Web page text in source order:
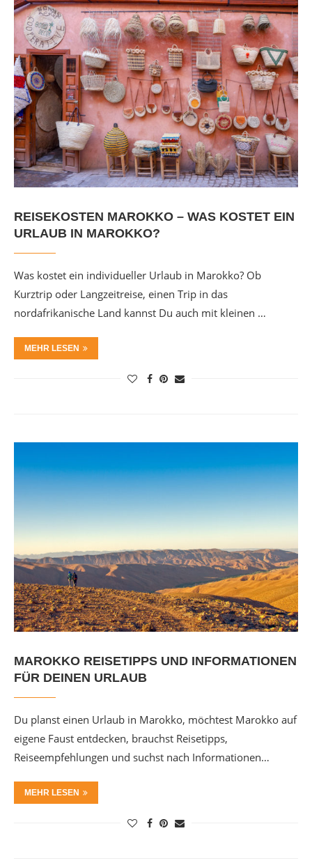
REISEKOSTEN MAROKKO – WAS KOSTET EIN
URLAUB IN MAROKKO?
Was kostet ein individueller Urlaub in Marokko? Ob
Kurztrip oder Langzeitreise, einen Trip in das
nordafrikanische Land kannst Du auch mit kleinen …
MEHR LESEN
MAROKKO REISETIPPS UND INFORMATIONEN
FÜR DEINEN URLAUB
Du planst einen Urlaub in Marokko, möchtest Marokko auf
eigene Faust entdecken, brauchst Reisetipps,
Reiseempfehlungen und suchst nach Informationen…
MEHR LESEN